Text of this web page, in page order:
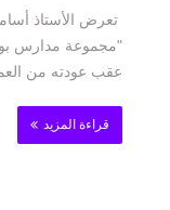
"مجموعة مدارس
عقب عودته من
قراءة المزيد